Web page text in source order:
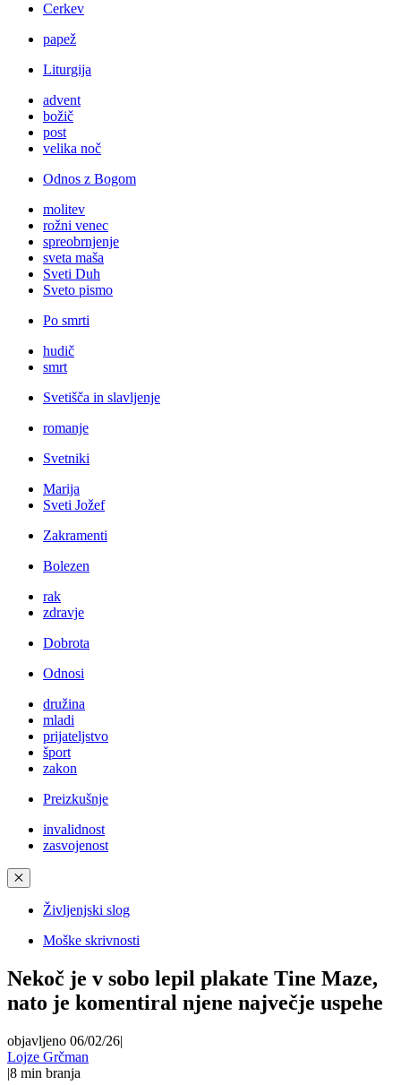
Cerkev
papež
Liturgija
advent
božič
post
velika noč
Odnos z Bogom
molitev
rožni venec
spreobrnjenje
sveta maša
Sveti Duh
Sveto pismo
Po smrti
hudič
smrt
Svetišča in slavljenje
romanje
Svetniki
Marija
Sveti Jožef
Zakramenti
Bolezen
rak
zdravje
Dobrota
Odnosi
družina
mladi
prijateljstvo
šport
zakon
Preizkušnje
invalidnost
zasvojenost
✕
Življenjski slog
Moške skrivnosti
Nekoč je v sobo lepil plakate Tine Maze,
nato je komentiral njene največje uspehe
objavljeno 06/02/26|
Lojze Grčman
|8 min branja